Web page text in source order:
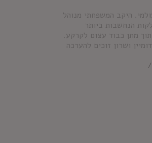
היקב המשפחתי מנוהל
כרמים, כולל כמה מהחלקות הנחשבות ביותר
מתן כבוד עצום לקרקע.
ושרון זוכים להערכה